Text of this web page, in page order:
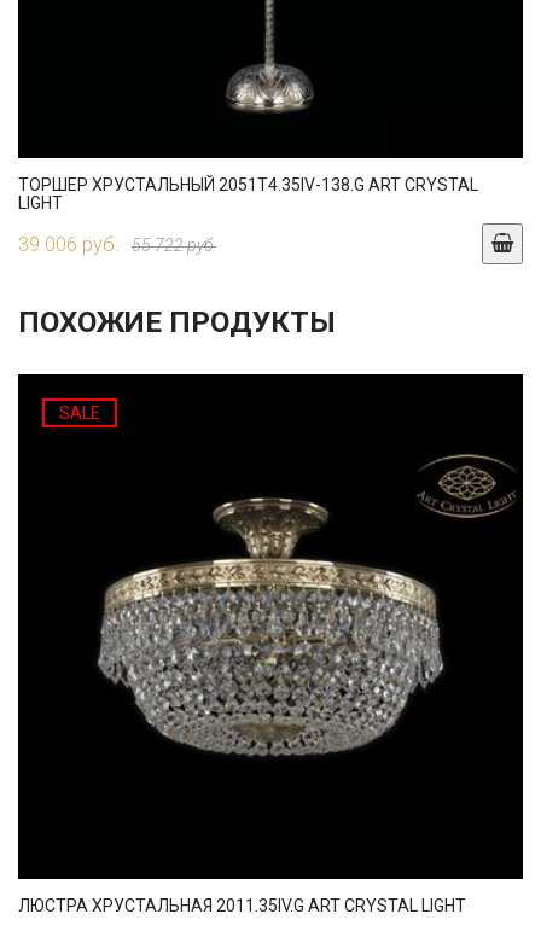
ТОРШЕР ХРУСТАЛЬНЫЙ 2051T4.35IV-138.G ART CRYSTAL
LIGHT
39 006 руб. 55 722 руб.
ПОХОЖИЕ ПРОДУКТЫ
SALE
ЛЮСТРА ХРУСТАЛЬНАЯ 2011.35IV.G ART CRYSTAL LIGHT